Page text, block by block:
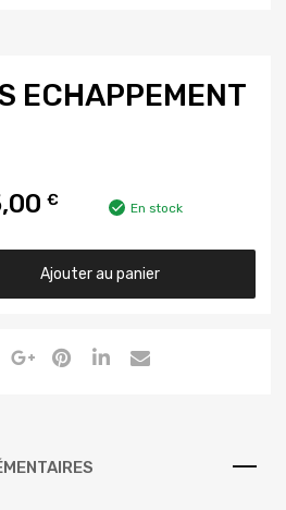
ECHAPPEMENT
€ En stock
Ajouter au panier